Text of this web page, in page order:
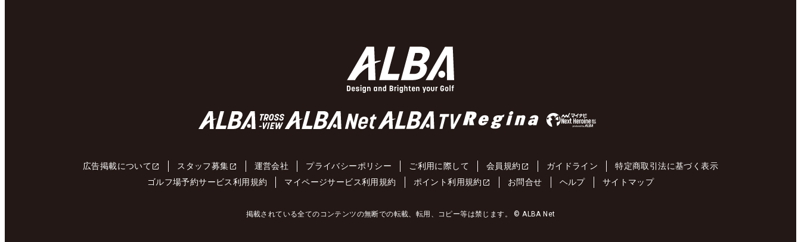
広告掲載について スタッフ募集 運営会社 プライバシーポリシー ご利用に際して 会員規約 ガイドライン
特定商取引法に基づく表示
ゴルフ場予約サービス利用規約
マイページサービス利用規約 ポイント利用規約 お問合せ ヘルプ サイトマップ
掲載されている全てのコンテンツの無断での転載、転用、コピー等は禁じます。 © ALBA Net